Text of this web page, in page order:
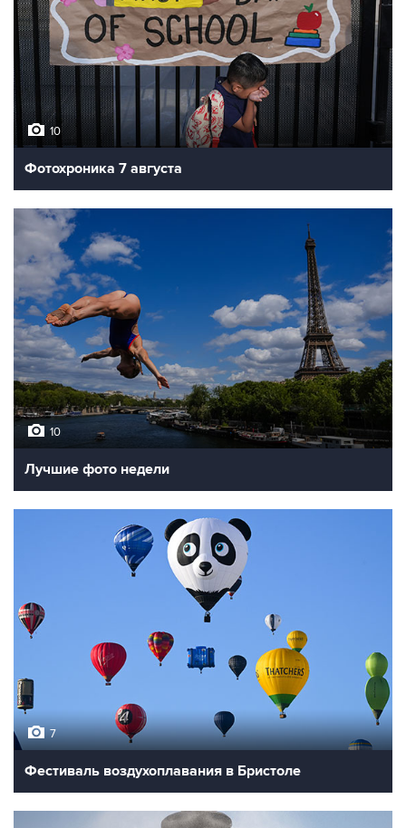
10
Фотохроника 7 августа
10
Лучшие фото недели
7
Фестиваль воздухоплавания в Бристоле